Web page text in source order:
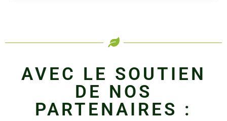
AVEC LE SOUTIEN
DE NOS
PARTENAIRES :